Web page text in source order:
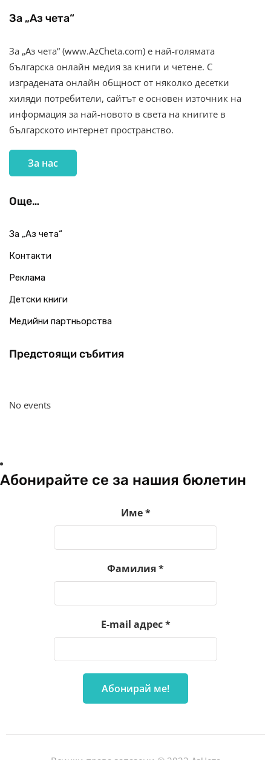
За „Аз чета“
За „Аз чета“ (www.AzCheta.com) е най-голямата
българска онлайн медия за книги и четене. С
изградената онлайн общност от няколко десетки
хиляди потребители, сайтът е основен източник на
информация за най-новото в света на книгите в
българското интернет пространство.
За нас
Още…
За „Аз чета“
Контакти
Реклама
Детски книги
Медийни партньорства
Предстоящи събития
No events
Абонирайте се за нашия бюлетин
Име*
Фамилия*
E-mail адрес*